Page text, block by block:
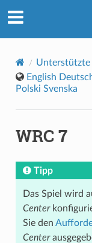
Unterstützte
English
Polski Svenska
WRC 7
Tipp
Das Spiel wird
Center
Sie den
Center